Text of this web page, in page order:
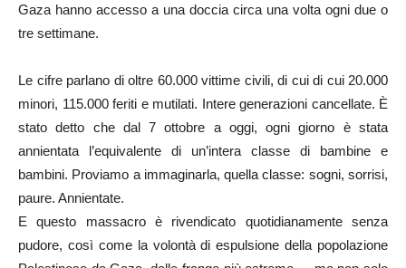
Gaza hanno accesso a una doccia circa una volta ogni due o
tre settimane.
Le cifre parlano di oltre 60.000 vittime civili, di cui di cui 20.000
minori, 115.000 feriti e mutilati. Intere generazioni cancellate. È
stato detto che dal 7 ottobre a oggi, ogni giorno è stata
annientata l’equivalente di un’intera classe di bambine e
bambini. Proviamo a immaginarla, quella classe: sogni, sorrisi,
paure. Annientate.
E questo massacro è rivendicato quotidianamente senza
pudore, così come la volontà di espulsione della popolazione